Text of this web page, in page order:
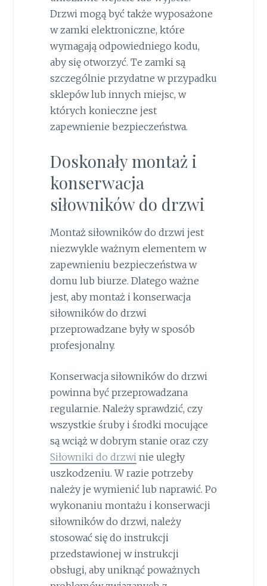
Drzwi mogą być także wyposażone
w zamki elektroniczne, które
wymagają odpowiedniego kodu,
aby się otworzyć. Te zamki są
szczególnie przydatne w przypadku
sklepów lub innych miejsc, w
których konieczne jest
zapewnienie bezpieczeństwa.
Doskonały montaż i
konserwacja
siłowników do drzwi
Montaż siłowników do drzwi jest
niezwykle ważnym elementem w
zapewnieniu bezpieczeństwa w
domu lub biurze. Dlatego ważne
jest, aby montaż i konserwacja
siłowników do drzwi
przeprowadzane były w sposób
profesjonalny.
Konserwacja siłowników do drzwi
powinna być przeprowadzana
regularnie. Należy sprawdzić, czy
wszystkie śruby i środki mocujące
są wciąż w dobrym stanie oraz czy
Siłowniki do drzwinie uległy
uszkodzeniu. W razie potrzeby
należy je wymienić lub naprawić. Po
wykonaniu montażu i konserwacji
siłowników do drzwi, należy
stosować się do instrukcji
przedstawionej w instrukcji
obsługi, aby uniknąć poważnych